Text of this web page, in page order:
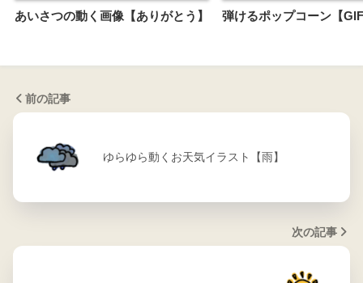
あいさつの動く画像【ありがとう】 弾けるポップコーン【
前の記事
ゆらゆら動くお天気イラスト【雨】
次の記事